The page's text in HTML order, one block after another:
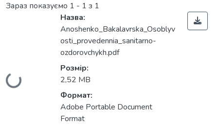
Зараз показуємо 1 - 1 з 1
Вантажиться...
Назва:
Anoshenko_Bakalavrska_Osoblyv
osti_provedennia_sanitarno-
ozdorovchykh.pdf
Розмір:
2,52 MB
Формат:
Adobe Portable Document
Format